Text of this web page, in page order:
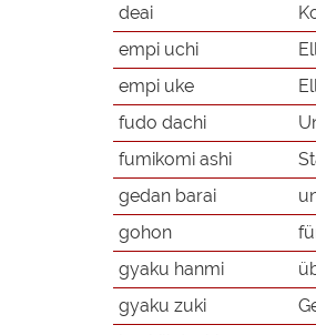
deai
empi uchi
empi uke
fudo dachi
fumikomi ashi
gedan barai
gohon
gyaku hanmi
gyaku zuki